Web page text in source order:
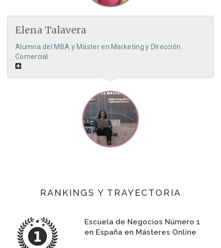
Elena Talavera
Alumna del MBA y Máster en Marketing y Dirección
Comercial
RANKINGS Y TRAYECTORIA
Escuela de Negocios Número 1
en España en Másteres Online